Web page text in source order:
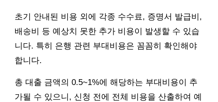
초기 안내된 비용 외에 각종 수수료, 증명서 발급비,
배송비 등 예상치 못한 추가 비용이 발생할 수 있습
니다. 특히 은행 관련 부대비용은 꼼꼼히 확인해야
합니다.
총 대출 금액의 0.5~1%에 해당하는 부대비용이 추
가될 수 있으니, 신청 전에 전체 비용을 산출하여 예